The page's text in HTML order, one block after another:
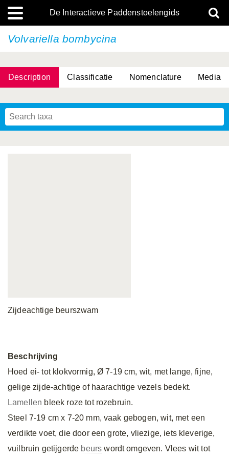
De Interactieve Paddenstoelengids
Volvariella bombycina
Description Classificatie Nomenclature Media
Zijdeachtige beurszwam
Beschrijving
Hoed ei- tot klokvormig, Ø 7-19 cm, wit, met lange, fijne,
gelige zijde-achtige of haarachtige vezels bedekt.
Lamellen bleek roze tot rozebruin.
Steel 7-19 cm x 7-20 mm, vaak gebogen, wit, met een
verdikte voet, die door een grote, vliezige, iets kleverige,
vuilbruin getijgerde beurs wordt omgeven. Vlees wit tot